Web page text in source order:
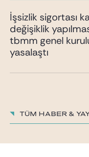
İşsizlik sigortası
değişiklik
tbmm genel
yasalaştı
TÜM HABER &